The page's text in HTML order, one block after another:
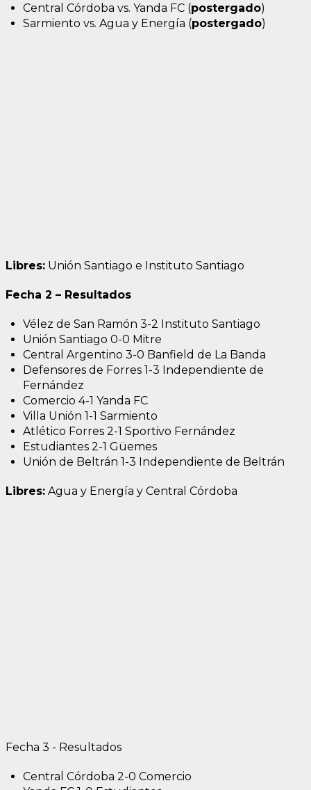
Central Córdoba vs. Yanda FC (postergado)
Sarmiento vs. Agua y Energía (postergado)
Libres: Unión Santiago e Instituto Santiago
Fecha 2 – Resultados
Vélez de San Ramón 3-2 Instituto Santiago
Unión Santiago 0-0 Mitre
Central Argentino 3-0 Banfield de La Banda
Defensores de Forres 1-3 Independiente de
Fernández
Comercio 4-1 Yanda FC
Villa Unión 1-1 Sarmiento
Atlético Forres 2-1 Sportivo Fernández
Estudiantes 2-1 Güemes
Unión de Beltrán 1-3 Independiente de Beltrán
Libres: Agua y Energía y Central Córdoba
Fecha 3 - Resultados
Central Córdoba 2-0 Comercio